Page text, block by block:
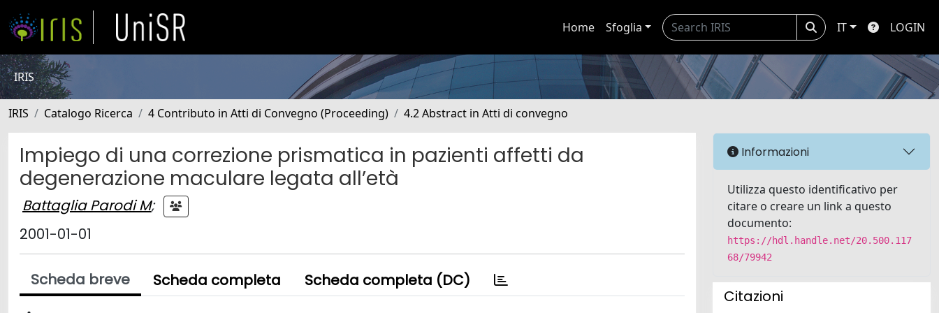
Home Sfoglia IT LOGIN
IRIS
IRIS Catalogo Ricerca 4 Contributo in Atti di Convegno (Proceeding) 4.2 Abstract in Atti di convegno
Impiego di una correzione prismatica in pazienti affetti da
degenerazione maculare legata all’età
Battaglia Parodi M;
2001-01-01
Scheda breve Scheda completa Scheda completa (DC)
Informazioni
Utilizza questo identificativo per
citare o creare un link a questo
documento:
https://hdl.handle.net/20.500.117
68/79942
Citazioni